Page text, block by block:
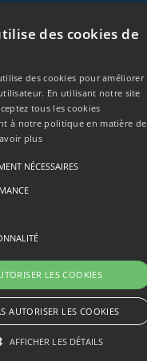
75008
CONTACT
des cookies de
des cookies pour améliorer
En utilisant notre site
tous les cookies
à notre politique en matière de
plus
NÉCESSAIRES
LES COOKIES
AUTORISER LES COOKIES
AFFICHER LES DÉTAILS